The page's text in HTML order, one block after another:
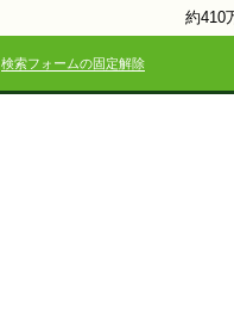
約410
検索フォームの固定解除